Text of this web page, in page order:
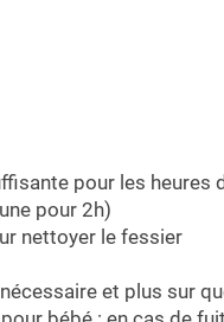
pour les heures
pour 2h)
nettoyer le fessier
et plus sur